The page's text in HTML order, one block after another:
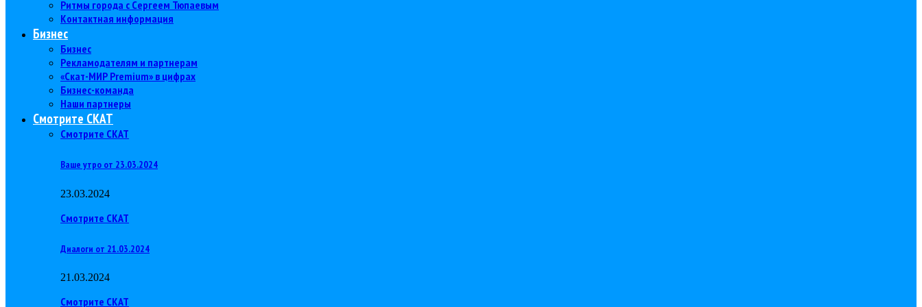
Ритмы города с Сергеем Тюпаевым
Контактная информация
Бизнес
Бизнес
Рекламодателям и партнерам
«Скат-МИР Premium» в цифрах
Бизнес-команда
Наши партнеры
Смотрите СКАТ
Смотрите СКАТ
Ваше утро от 23.03.2024
23.03.2024
Смотрите СКАТ
Диалоги от 21.03.2024
21.03.2024
Смотрите СКАТ